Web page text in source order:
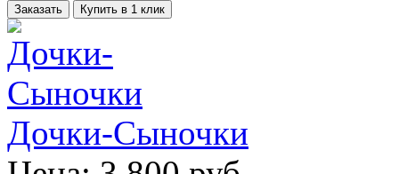
Заказать Купить в 1 клик
Дочки-Сыночки